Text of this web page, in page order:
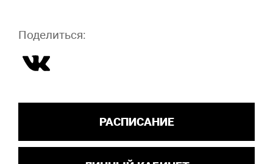
Поделиться:
РАСПИСАНИЕ